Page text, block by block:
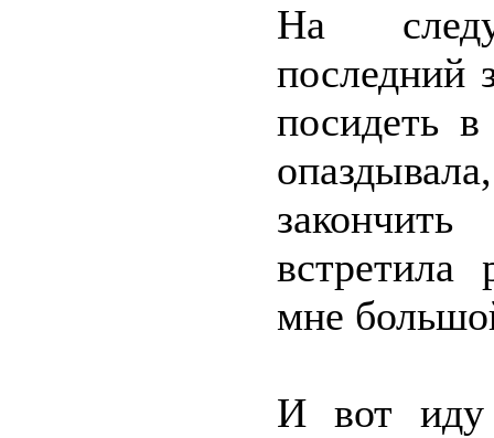
На
последний
посидеть
встретила
мне
И вот иду